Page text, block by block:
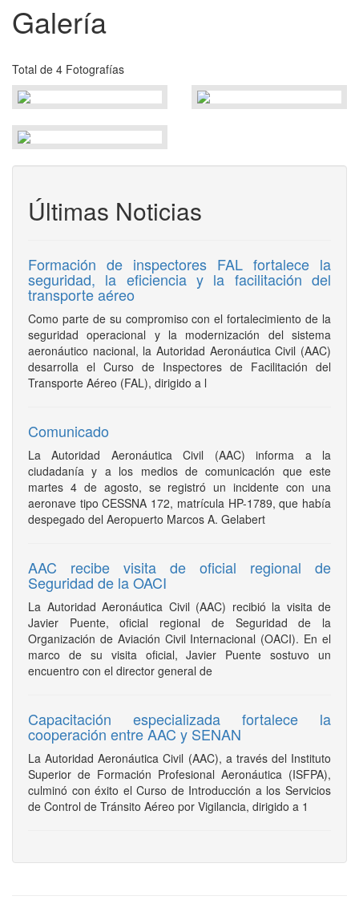
Galería
Total de 4 Fotografías
Últimas Noticias
Formación de inspectores FAL fortalece la
seguridad, la eficiencia y la facilitación del
transporte aéreo
Como parte de su compromiso con el fortalecimiento de la
seguridad operacional y la modernización del sistema
aeronáutico nacional, la Autoridad Aeronáutica Civil (AAC)
desarrolla el Curso de Inspectores de Facilitación del
Transporte Aéreo (FAL), dirigido a l
Comunicado
La Autoridad Aeronáutica Civil (AAC) informa a la
ciudadanía y a los medios de comunicación que este
martes 4 de agosto, se registró un incidente con una
aeronave tipo CESSNA 172, matrícula HP-1789, que había
despegado del Aeropuerto Marcos A. Gelabert
AAC recibe visita de oficial regional de
Seguridad de la OACI
La Autoridad Aeronáutica Civil (AAC) recibió la visita de
Javier Puente, oficial regional de Seguridad de la
Organización de Aviación Civil Internacional (OACI). En el
marco de su visita oficial, Javier Puente sostuvo un
encuentro con el director general de
Capacitación especializada fortalece la
cooperación entre AAC y SENAN
La Autoridad Aeronáutica Civil (AAC), a través del Instituto
Superior de Formación Profesional Aeronáutica (ISFPA),
culminó con éxito el Curso de Introducción a los Servicios
de Control de Tránsito Aéreo por Vigilancia, dirigido a 1